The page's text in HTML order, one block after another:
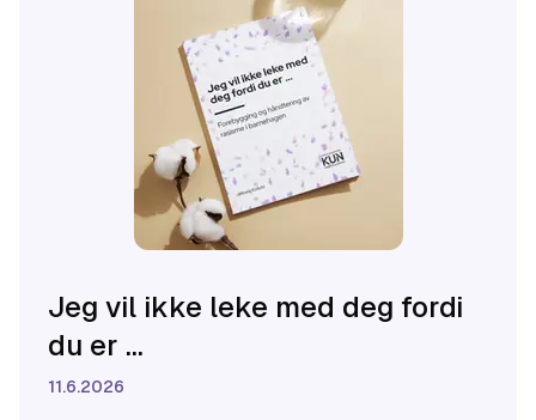
Jeg vil ikke leke med deg fordi
du er ...
11.6.2026